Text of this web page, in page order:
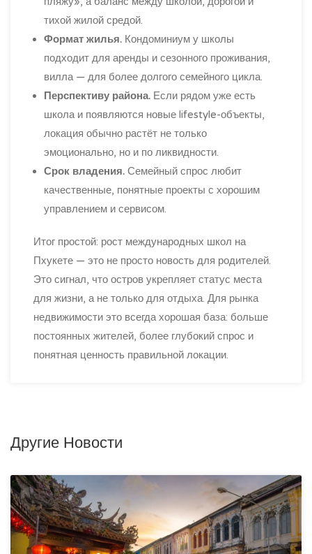
тихой жилой средой.
Формат жилья. Кондоминиум у школы
подходит для аренды и сезонного проживания,
вилла — для более долгого семейного цикла.
Перспективу района. Если рядом уже есть
школа и появляются новые lifestyle-объекты,
локация обычно растёт не только
эмоционально, но и по ликвидности.
Срок владения. Семейный спрос любит
качественные, понятные проекты с хорошим
управлением и сервисом.
Итог простой: рост международных школ на
Пхукете — это не просто новость для родителей.
Это сигнал, что остров укрепляет статус места
для жизни, а не только для отдыха. Для рынка
недвижимости это всегда хорошая база: больше
постоянных жителей, более глубокий спрос и
понятная ценность правильной локации.
Другие Новости